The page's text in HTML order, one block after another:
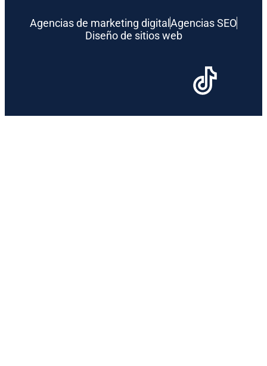
Agencias de marketing digital Agencias SEO
Diseño de sitios web